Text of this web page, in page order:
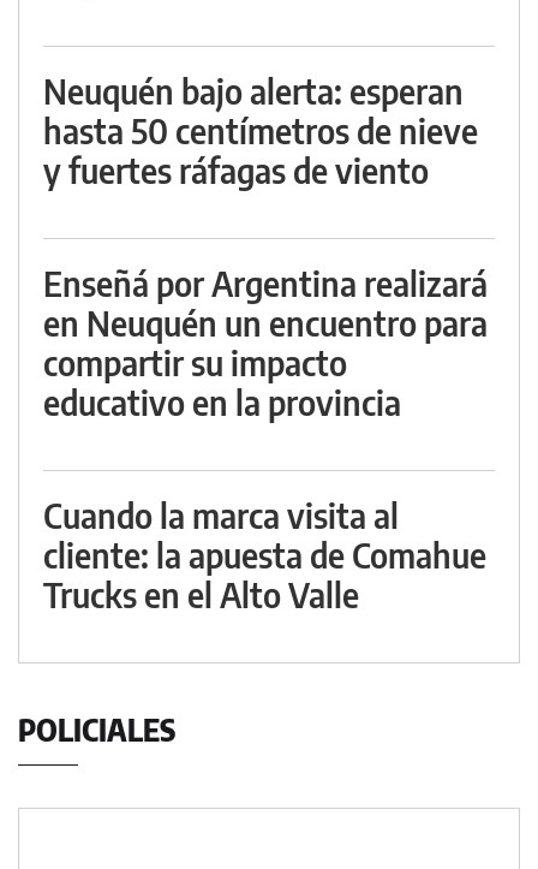
Neuquén bajo alerta: esperan
hasta 50 centímetros de nieve
y fuertes ráfagas de viento
Enseñá por Argentina realizará
en Neuquén un encuentro para
compartir su impacto
educativo en la provincia
Cuando la marca visita al
cliente: la apuesta de Comahue
Trucks en el Alto Valle
POLICIALES